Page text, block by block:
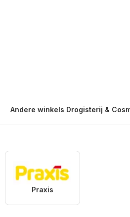
Andere winkels Drogisterij &
Praxis